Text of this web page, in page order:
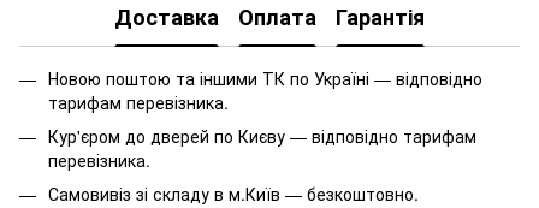
Доставка Оплата Гарантія
Новою поштою та іншими ТК по Україні — відповідно
тарифам перевізника.
Кур'єром до дверей по Києву — відповідно тарифам
перевізника.
Самовивіз зі складу в м.Київ — безкоштовно.